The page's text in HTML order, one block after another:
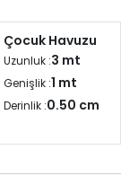
için
yapılmaktadır.
Çocuk Havuzu
Uzunluk :3 mt
Genişlik :1 mt
Derinlik :0.50 cm